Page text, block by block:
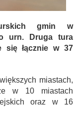
gmin w
urn. Druga tura
się łącznie w 37
miastach,
w 10 miastach
oraz w 16